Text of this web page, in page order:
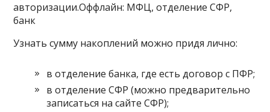
авторизации.Оффлайн: МФЦ, отделение СФР,
банк
Узнать сумму накоплений можно придя лично:
в отделение банка, где есть договор с ПФР;
в отделение СФР (можно предварительно
записаться на сайте СФР);